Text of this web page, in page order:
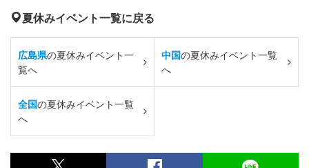
夏休みイベント一覧に戻る
広島県の夏休みイベント一
覧へ
中国の夏休みイベント一覧
へ
全国の夏休みイベント一覧
へ